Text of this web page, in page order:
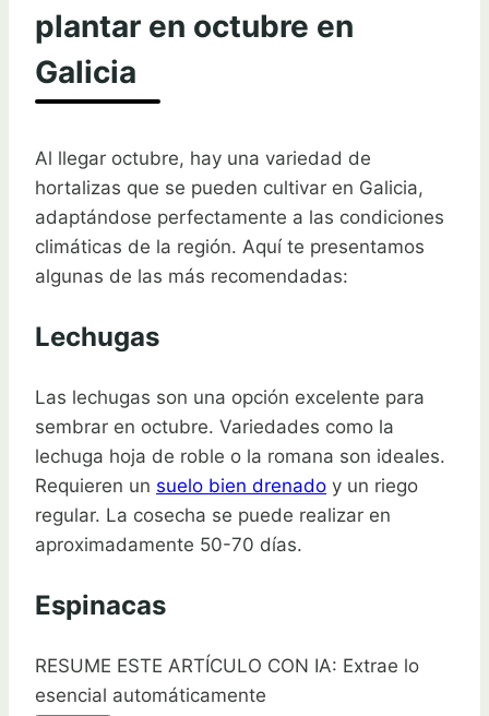
plantar en octubre en
Galicia
Al llegar octubre, hay una variedad de
hortalizas que se pueden cultivar en Galicia,
adaptándose perfectamente a las condiciones
climáticas de la región. Aquí te presentamos
algunas de las más recomendadas:
Lechugas
Las lechugas son una opción excelente para
sembrar en octubre. Variedades como la
lechuga hoja de roble o la romana son ideales.
Requieren un suelo bien drenado y un riego
regular. La cosecha se puede realizar en
aproximadamente 50-70 días.
Espinacas
RESUME ESTE ARTÍCULO CON IA: Extrae lo
esencial automáticamente